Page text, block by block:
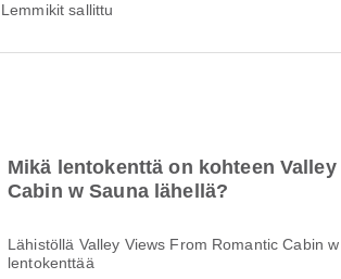
Lemmikit sallittu
Mikä lentokenttä on kohteen
Cabin w Sauna lähellä?
Lähistöllä Valley Views From Romantic Cabin
lentokenttää